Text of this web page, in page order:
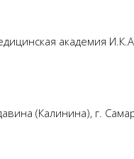
академия
(Калинина), г.